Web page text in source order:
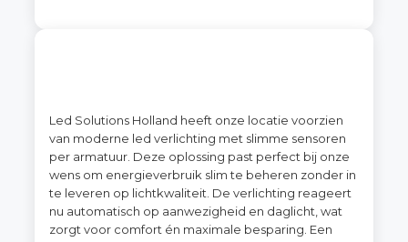
Led Solutions Holland heeft onze locatie voorzien
van moderne led verlichting met slimme sensoren
per armatuur. Deze oplossing past perfect bij onze
wens om energieverbruik slim te beheren zonder in
te leveren op lichtkwaliteit. De verlichting reageert
nu automatisch op aanwezigheid en daglicht, wat
zorgt voor comfort én maximale besparing. Een